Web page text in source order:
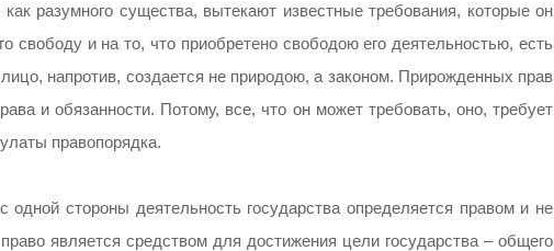
разумного существа, вытекают известные требования, которые он
свободу и на то, что приобретено свободою его деятельностью, есть
напротив, создается не природою, а законом. Прирожденных прав
и обязанности. Потому, все, что он может требовать, оно, требует
правопорядка.
стороны деятельность государства определяется правом и не
является средством для достижения цели государства – общего